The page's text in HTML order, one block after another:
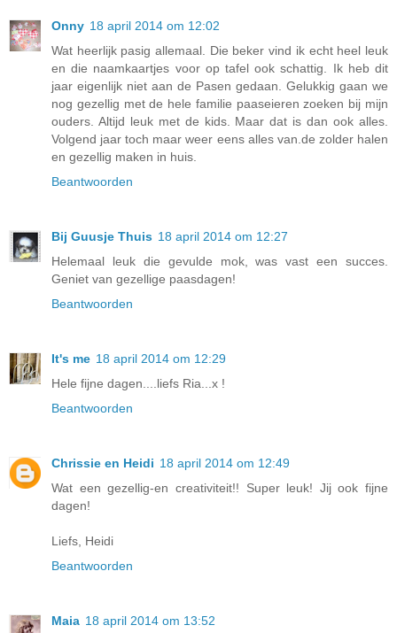
Onny 18 april 2014 om 12:02
Wat heerlijk pasig allemaal. Die beker vind ik echt heel leuk
en die naamkaartjes voor op tafel ook schattig. Ik heb dit
jaar eigenlijk niet aan de Pasen gedaan. Gelukkig gaan we
nog gezellig met de hele familie paaseieren zoeken bij mijn
ouders. Altijd leuk met de kids. Maar dat is dan ook alles.
Volgend jaar toch maar weer eens alles van.de zolder halen
en gezellig maken in huis.
Beantwoorden
Bij Guusje Thuis 18 april 2014 om 12:27
Helemaal leuk die gevulde mok, was vast een succes.
Geniet van gezellige paasdagen!
Beantwoorden
It's me 18 april 2014 om 12:29
Hele fijne dagen....liefs Ria...x !
Beantwoorden
Chrissie en Heidi 18 april 2014 om 12:49
Wat een gezellig-en creativiteit!! Super leuk! Jij ook fijne
dagen!
Liefs, Heidi
Beantwoorden
Maia 18 april 2014 om 13:52